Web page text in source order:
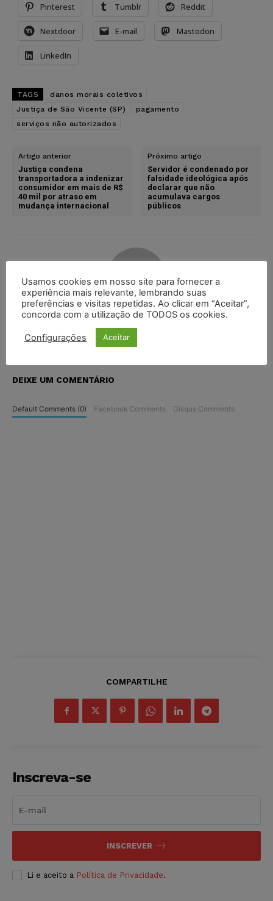
Pinterest Tumblr Reddit
Nextdoor E-mail Mastodon
LinkedIn
TAGS
danos morais coletivos
Justiça de São Vicente (SP)
pagamento
serviços não autorizados
Artigo anterior
Justiça condena
transportadora a indenizar
consumidor em mais de R$
40 mil por atraso em
mudança internacional
Próximo artigo
Servidor é condenado por
falsidade ideológica após
declarar que não
acumulava cargos
públicos
Karina Silvério
DEIXE UM COMENTÁRIO
Default Comments (0) Facebook Comments Disqus Comments
COMPARTILHE
Inscreva-se
INSCREVER
Li e aceito a Política de Privacidade.
Usamos cookies em nosso site para fornecer a
experiência mais relevante, lembrando suas
preferências e visitas repetidas. Ao clicar em “Aceitar”,
concorda com a utilização de TODOS os cookies.
Configurações Aceitar